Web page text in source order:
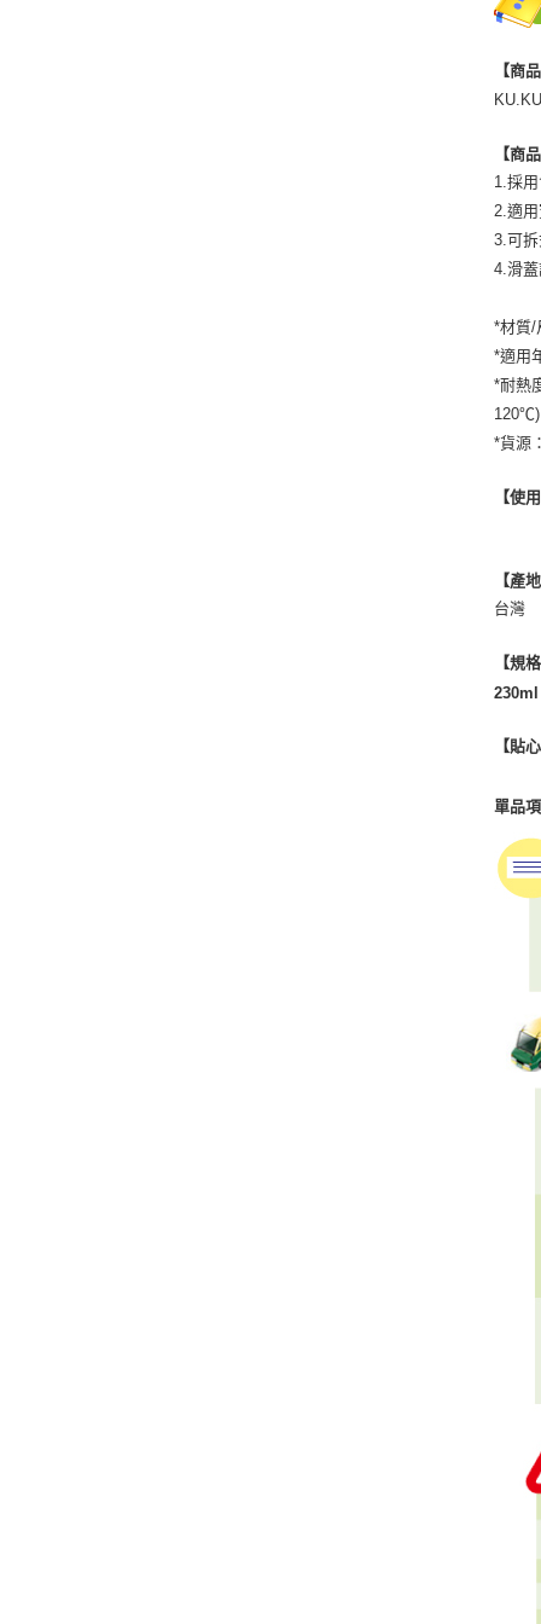
【商
【商
1.採
2.適
3.可
4.滑
*材質/
*適用
*耐熱
*貨源
【使
【產
台灣
【規
【貼
單品